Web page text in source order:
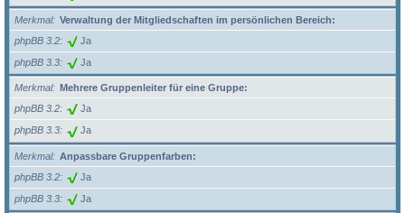
Merkmal
Verwaltung der Mitgliedschaften im persönlichen Bereich:
phpBB 3.2
Ja
phpBB 3.3 Ja
Merkmal
Mehrere Gruppenleiter für eine Gruppe:
phpBB 3.2
Ja
phpBB 3.3 Ja
Merkmal
Anpassbare Gruppenfarben:
phpBB 3.2
Ja
phpBB 3.3 Ja